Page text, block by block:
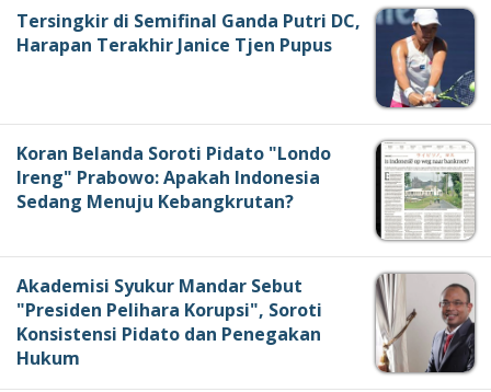
Tersingkir di Semifinal Ganda Putri DC,
Harapan Terakhir Janice Tjen Pupus
Koran Belanda Soroti Pidato "Londo
Ireng" Prabowo: Apakah Indonesia
Sedang Menuju Kebangkrutan?
Akademisi Syukur Mandar Sebut
"Presiden Pelihara Korupsi", Soroti
Konsistensi Pidato dan Penegakan
Hukum